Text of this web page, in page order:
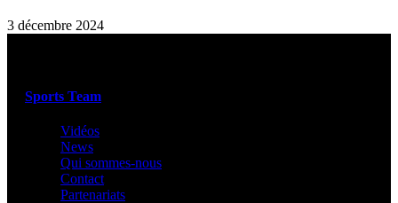
3 décembre 2024
Sports Team
Vidéos
News
Qui sommes-nous
Contact
Partenariats